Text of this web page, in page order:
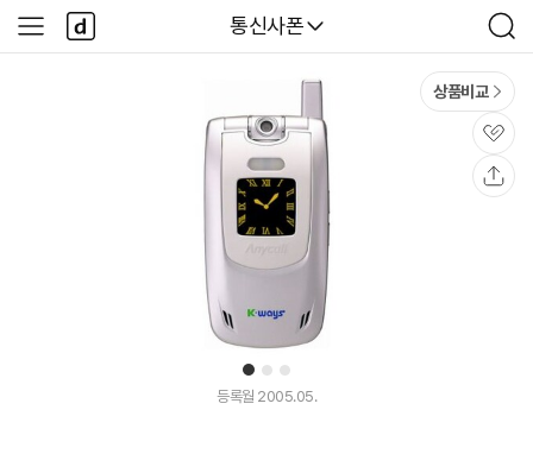
다나와
통신사폰
검
색
사
이
다
나
와
1 2 3
상품비교
관
심
등록월 2005.05.